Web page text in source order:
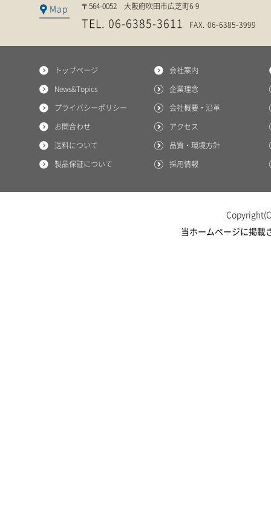
Map 〒564-0052 大阪府吹田市広芝町6-9
TEL. 06-6385-3611 FAX. 06-6385-3999
トップページ
News&Topics
プライバシーポリシー
お問合わせ
送料について
製品保証について
会社案内
企業理念
会社概要・沿革
アクセス
品質・環境方針
採用情報
当ホームページに掲載